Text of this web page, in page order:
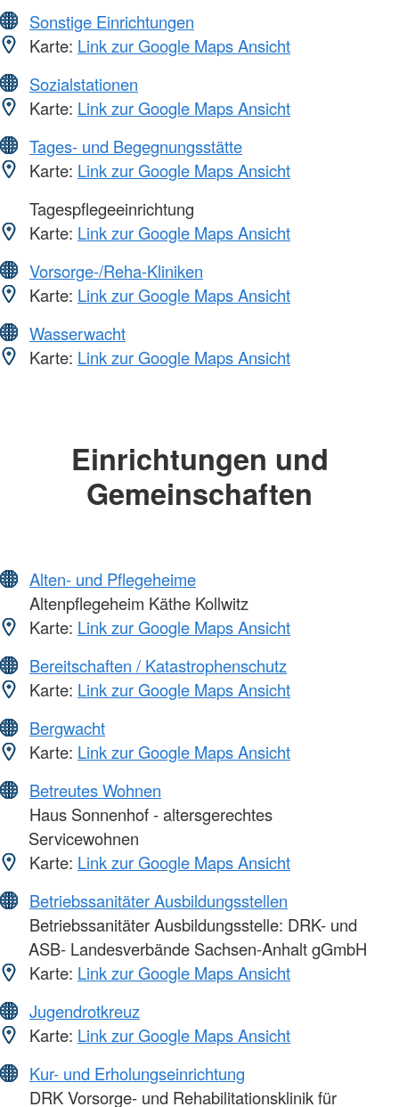
Sonstige Einrichtungen
Karte: Link zur Google Maps Ansicht
Sozialstationen
Karte: Link zur Google Maps Ansicht
Tages- und Begegnungsstätte
Karte: Link zur Google Maps Ansicht
Tagespflegeeinrichtung
Karte: Link zur Google Maps Ansicht
Vorsorge-/Reha-Kliniken
Karte: Link zur Google Maps Ansicht
Wasserwacht
Karte: Link zur Google Maps Ansicht
Einrichtungen und
Gemeinschaften
Alten- und Pflegeheime
Altenpflegeheim Käthe Kollwitz
Karte: Link zur Google Maps Ansicht
Bereitschaften / Katastrophenschutz
Karte: Link zur Google Maps Ansicht
Bergwacht
Karte: Link zur Google Maps Ansicht
Betreutes Wohnen
Haus Sonnenhof - altersgerechtes
Servicewohnen
Karte: Link zur Google Maps Ansicht
Betriebssanitäter Ausbildungsstellen
Betriebssanitäter Ausbildungsstelle: DRK- und
ASB- Landesverbände Sachsen-Anhalt gGmbH
Karte: Link zur Google Maps Ansicht
Jugendrotkreuz
Karte: Link zur Google Maps Ansicht
Kur- und Erholungseinrichtung
DRK Vorsorge- und Rehabilitationsklinik für